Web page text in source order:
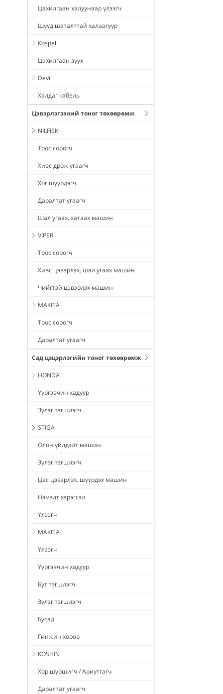
Цахилгаан халуунаар үлээгч
Шууд шаталттай халаагуур
Kospel
Цахилгаан зуух
Devi
Халдаг кабель
Цэвэрлэгээний тоног төхөөрөмж
NILFISK
Тоос сорогч
Хивс дрож угаагч
Хог шүүрдэгч
Даралтат угаагч
Шал угаах, хатаах машин
VIPER
Тоос сорогч
Хивс цэвэрлэх, шал угаах машин
Чийгтэй цэвэрлэх машин
MAKITA
Тоос сорогч
Даралтат угаагч
Сад цэцэрлэгийн тоног төхөөрөмж
HONDA
Үүргэвчин хадуур
Зүлэг тэгшлэгч
STIGA
Олон үйлдэлт машин
Зүлэг тэгшлэгч
Цас цэвэрлэх, шүүрдэх машин
Нэмэлт хэрэгсэл
Үлээгч
MAKITA
Үлээгч
Үүргэвчин хадуур
Бут тэгшлэгч
Зүлэг тэгшлэгч
Бусад
Гинжин хөрөө
KOSHIN
Хор шүршигч / Ариутгагч
Даралтат угаагч